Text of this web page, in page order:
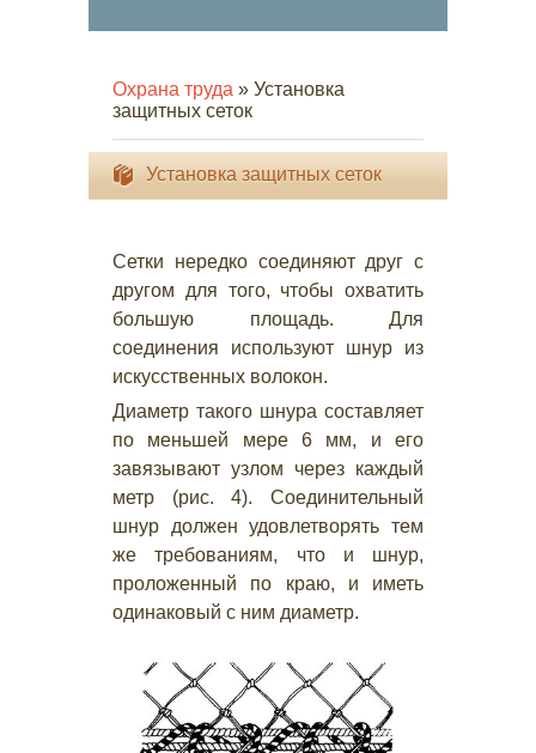
Охрана труда » Установка
защитных сеток
Установка защитных сеток
Сетки нередко соединяют друг с
другом для того, чтобы охватить
большую площадь. Для
соединения используют шнур из
искусственных волокон.
Диаметр такого шнура составляет
по меньшей мере 6 мм, и его
завязывают узлом через каждый
метр (рис. 4). Соединительный
шнур должен удовлетворять тем
же требованиям, что и шнур,
проложенный по краю, и иметь
одинаковый с ним диаметр.